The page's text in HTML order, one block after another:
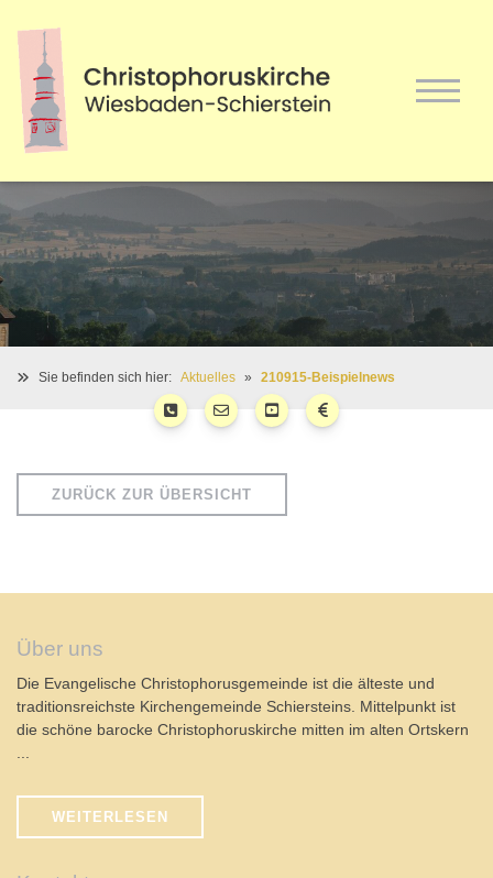
Sie befinden sich hier: Aktuelles 210915-Beispielnews
ZURÜCK ZUR ÜBERSICHT
Über uns
Die Evangelische Christophorusgemeinde ist die älteste und
traditionsreichste Kirchengemeinde Schiersteins. Mittelpunkt ist
die schöne barocke Christophoruskirche mitten im alten Ortskern
WEITERLESEN